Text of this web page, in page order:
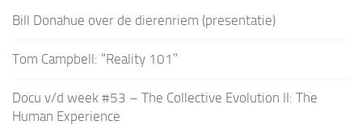
Bill Donahue over de dierenriem (presentatie)
Tom Campbell: “Reality 101”
Docu v/d week #53 – The Collective Evolution II: The
Human Experience